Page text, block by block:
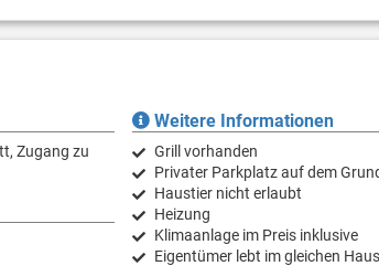
Zugang zu
Weitere Informationen
Grill vorhanden
Privater Parkplatz auf dem
Haustier nicht erlaubt
Heizung
Klimaanlage im Preis inklusive
Eigentümer lebt im gleichen Haus